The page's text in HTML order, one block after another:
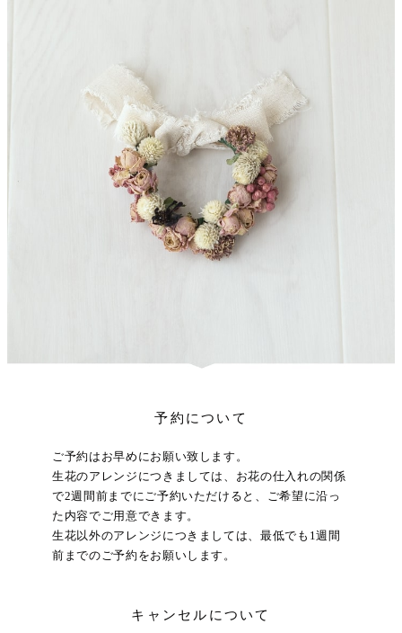
予約について
ご予約はお早めにお願い致します。
生花のアレンジにつきましては、お花の仕入れの関係
で2週間前までにご予約いただけると、ご希望に沿っ
た内容でご用意できます。
生花以外のアレンジにつきましては、最低でも1週間
前までのご予約をお願いします。
キャンセルについて